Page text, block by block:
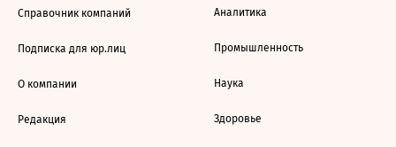
Справочник компаний
Подписка для юр.лиц
О компании
Редакция
Аналитика
Промышленность
Наука
Здоровье